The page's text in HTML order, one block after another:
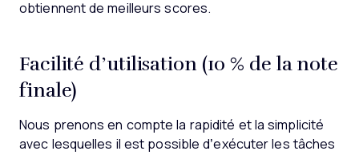
obtiennent de meilleurs scores.
Facilité d’utilisation (10 % de la note
finale)
Nous prenons en compte la rapidité et la simplicité
avec lesquelles il est possible d’exécuter les tâches